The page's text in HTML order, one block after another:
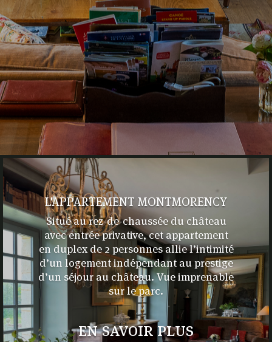
L'APPARTEMENT MONTMORENCY
Situé au rez-de-chaussée du château
avec entrée privative, cet appartement
en duplex de 2 personnes allie l’intimité
d’un logement indépendant au prestige
d’un séjour au château. Vue imprenable
sur le parc.
en savoir plus